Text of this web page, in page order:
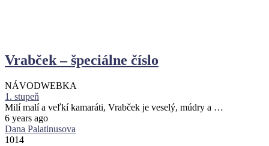
Vrabček – špeciálne číslo
NÁVODWEBKA
1. stupeň
Milí malí a veľkí kamaráti, Vrabček je veselý, múdry a …
6 years ago
Dana Palatinusova
1014